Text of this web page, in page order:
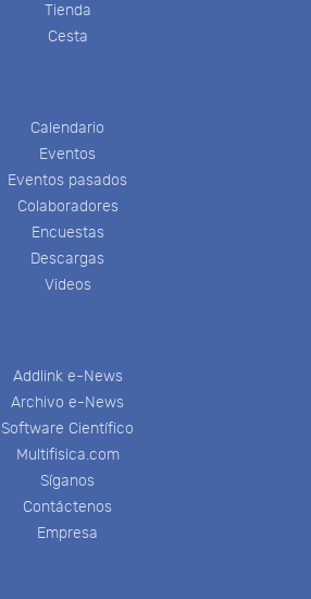
Tienda
Cesta
Calendario
Eventos
Eventos pasados
Colaboradores
Encuestas
Descargas
Videos
Addlink e-News
Archivo e-News
Software Científico
Multifisica.com
Síganos
Contáctenos
Empresa